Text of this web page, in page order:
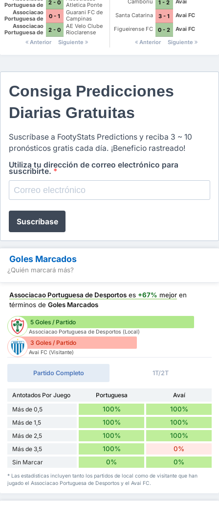
Portuguesa de
Desportos
2 - 0
Atletica Ponte
Preta
Associacao
Portuguesa de
Desportos
0 - 1
Guarani FC de
Campinas
Associacao
Portuguesa de
Desportos
2 - 0
AE Velo Clube
Rioclarense
Anterior
Siguiente
Camboriú 1 - 2
Avaí
Santa Catarina
3 - 1
Avai FC
Figueirense FC
0 - 2
Avai FC
Anterior
Siguiente
Consiga Predicciones
Diarias Gratuitas
Suscríbase a FootyStats Predictions y reciba 3 ~ 10
pronósticos gratis cada día. ¡Beneficio rastreado!
Utiliza tu dirección de correo electrónico para
suscribirte. *
Suscríbase
Goles Marcados
¿Quién marcará más?
Associacao Portuguesa de Desportos es +67% mejor en
términos de Goles Marcados
5 Goles / Partido
Associacao Portuguesa de Desportos (Local)
3 Goles / Partido
Avai FC (Visitante)
Partido Completo 1T/2T
Antotados Por Juego Portuguesa
Avaí
Más de 0,5
100% 100%
Más de 1,5 100% 100%
Más de 2,5 100% 100%
Más de 3,5 100% 0%
Sin Marcar 0% 0%
* Las estadísticas incluyen tanto los partidos de local como de visitante que han
jugado el Associacao Portuguesa de Desportos y el Avai FC.